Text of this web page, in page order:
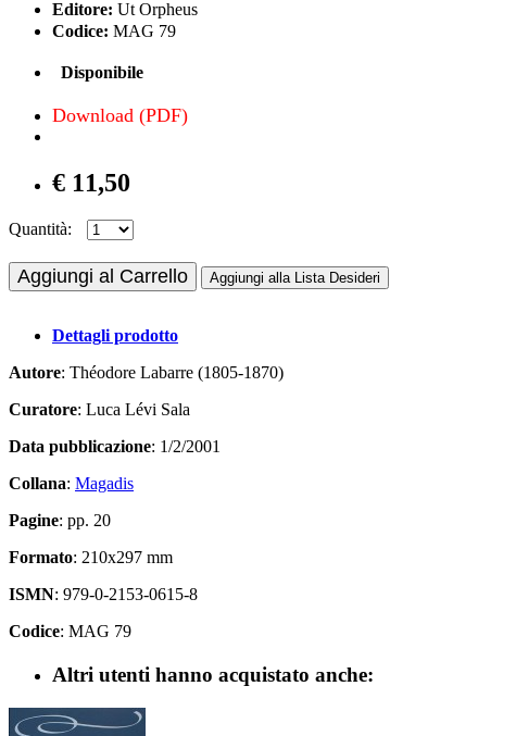
Editore: Ut Orpheus
Codice: MAG 79
Disponibile
Download (PDF)
€ 11,50
Quantità:
Aggiungi al Carrello Aggiungi alla Lista Desideri
Dettagli prodotto
Autore: Théodore Labarre (1805-1870)
Curatore: Luca Lévi Sala
Data pubblicazione: 1/2/2001
Collana: Magadis
Pagine: pp. 20
Formato: 210x297 mm
ISMN: 979-0-2153-0615-8
Codice: MAG 79
Altri utenti hanno acquistato anche: